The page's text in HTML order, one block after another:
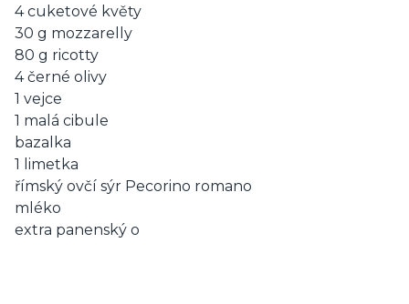
4 cuketové květy
30 g mozzarelly
80 g ricotty
4 černé olivy
1 vejce
1 malá cibule
bazalka
1 limetka
římský ovčí sýr Pecorino romano
mléko
extra panenský o